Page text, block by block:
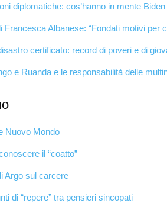
diplomatiche: cos’hanno in mente
Francesca Albanese: “Fondati motivi per
certificato: record di poveri e di
e Ruanda e le responsabilità delle
Nuovo Mondo
il “coatto”
Argo sul carcere
di “repere” tra pensieri sincopati